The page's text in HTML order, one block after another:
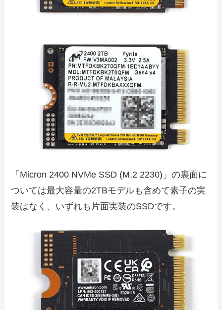
「Micron 2400 NVMe SSD (M.2 2230)」の裏面に
ついては最大容量の2TBモデルも含めて素子の実
装はなく、いずれも片面実装のSSDです。